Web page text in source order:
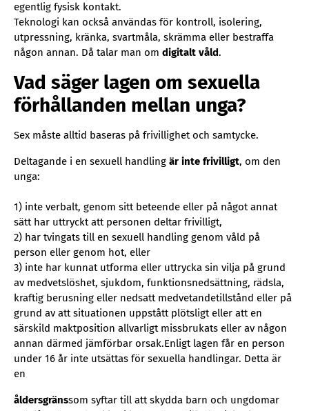
egentlig fysisk kontakt.
Teknologi kan också användas för kontroll, isolering,
utpressning, kränka, svartmåla, skrämma eller bestraffa
någon annan. Då talar man om digitalt våld.
Vad säger lagen om sexuella
förhållanden mellan unga?
Sex måste alltid baseras på frivillighet och samtycke.
Deltagande i en sexuell handling är inte frivilligt, om den
unga:
1) inte verbalt, genom sitt beteende eller på något annat
sätt har uttryckt att personen deltar frivilligt,
2) har tvingats till en sexuell handling genom våld på
person eller genom hot, eller
3) inte har kunnat utforma eller uttrycka sin vilja på grund
av medvetslöshet, sjukdom, funktionsnedsättning, rädsla,
kraftig berusning eller nedsatt medvetandetillstånd eller på
grund av att situationen uppstått plötsligt eller att en
särskild maktposition allvarligt missbrukats eller av någon
annan därmed jämförbar orsak.Enligt lagen får en person
under 16 år inte utsättas för sexuella handlingar. Detta är
en
åldersgränssom syftar till att skydda barn och ungdomar